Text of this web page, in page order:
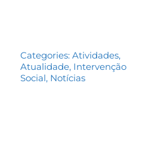
Categories:Atividades,
Atualidade, Intervenção
Social, Notícias